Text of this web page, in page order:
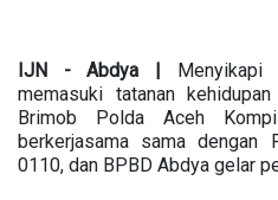
IJN - Abdya | Menyikapi
memasuki tatanan
Brimob Polda Aceh
berkerjasama sama dengan
0110, dan BPBD Abdya gelar